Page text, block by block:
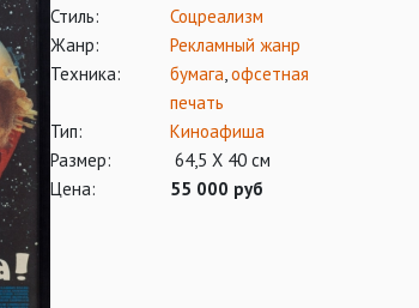
Стиль:
Соцреализм
Жанр:
Рекламный жанр
Техника:
бумага,офсетная
печать
Тип:
Киноафиша
Размер:
64,5 Х 40 см
Цена:
55 000 руб